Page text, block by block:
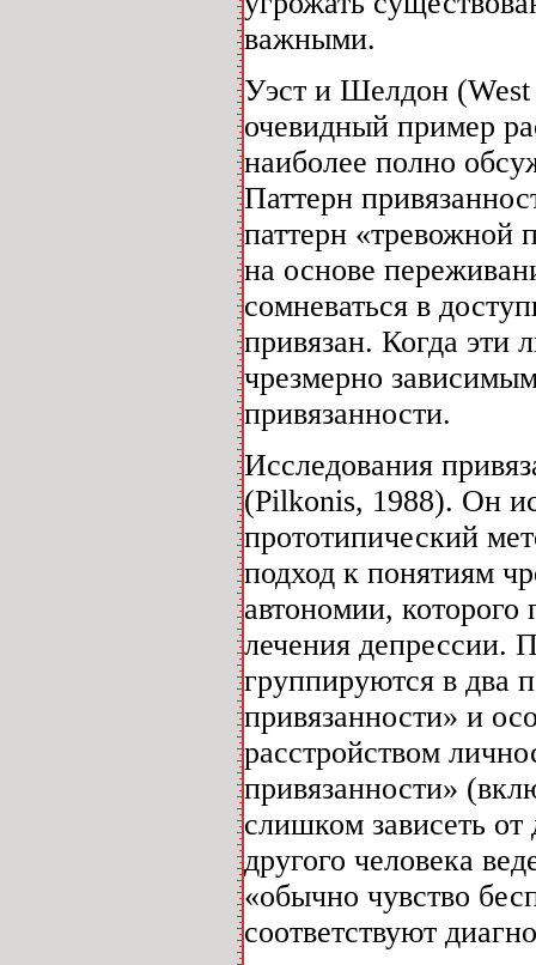
важными.
Уэст и Шелдон (West
очевидный пример
наиболее полно
Паттерн
паттерн «тревожной
на основе
сомневаться в
привязан. Когда эти
чрезмерно
привязанности.
Исследования
(Pilkonis, 1988). Он
прототипический
подход к понятиям
автономии,
лечения депрессии.
группируются в два
привязанности» и
расстройством
привязанности»
слишком зависеть
другого человека
«обычно чувство
соответствуют